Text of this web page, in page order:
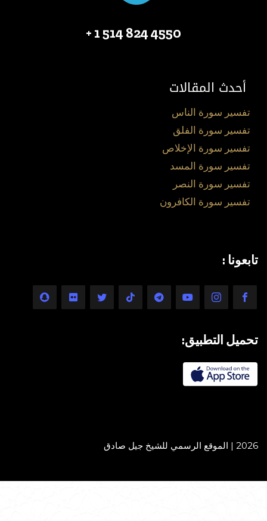
4550 824 514 1 +
أحدث المقالات
تفسير سورة الناس
تفسير سورة الفلق
تفسير سورة الإخلاص
تفسير سورة المسد
تفسير سورة النصر
تفسير سورة الكافرون
تابعونا :
تحميل التطبيق:
2026 | الموقع الرسمي للشيخ جيل صادق